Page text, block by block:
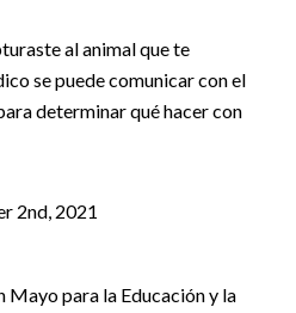
al animal que te
se puede comunicar con el
determinar qué hacer con
2nd, 2021
para la Educación y la